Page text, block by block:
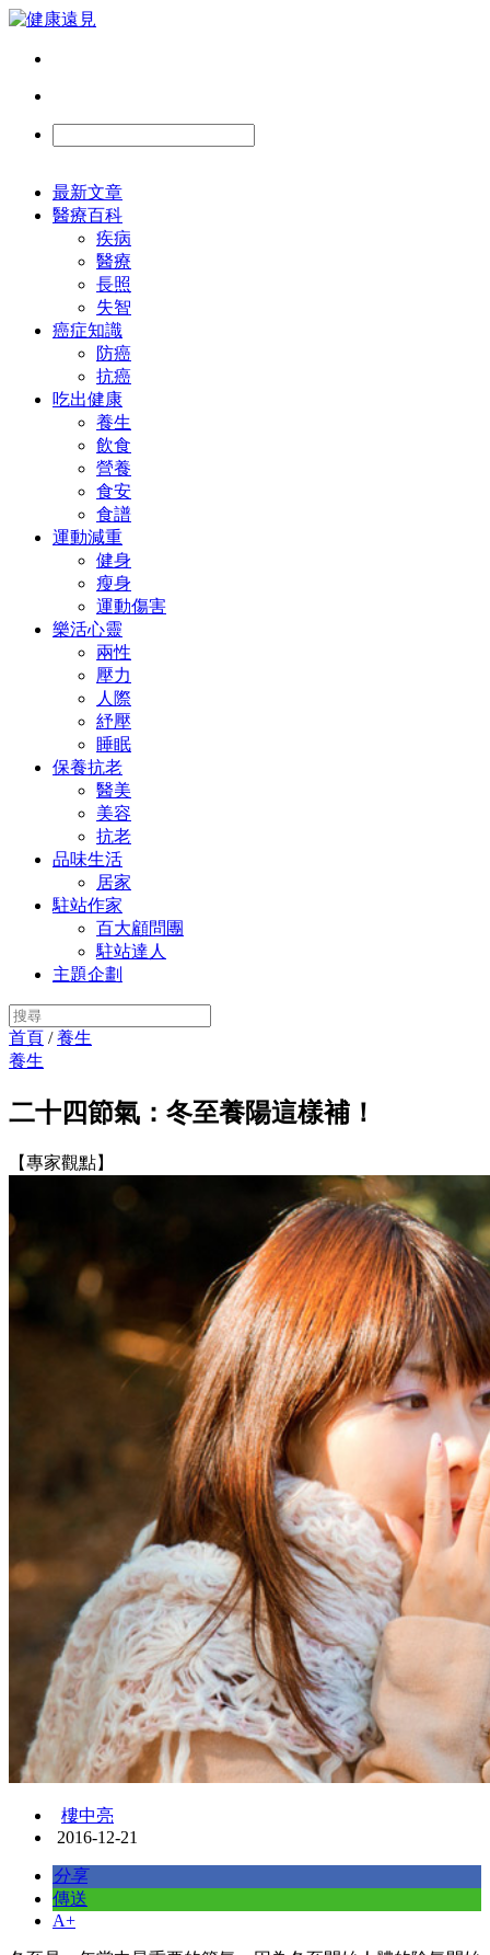
最新文章
醫療百科
疾病
醫療
長照
失智
癌症知識
防癌
抗癌
吃出健康
養生
飲食
營養
食安
食譜
運動減重
健身
瘦身
運動傷害
樂活心靈
兩性
壓力
人際
紓壓
睡眠
保養抗老
醫美
美容
抗老
品味生活
居家
駐站作家
百大顧問團
駐站達人
主題企劃
首頁 /養生
養生
二十四節氣：冬至養陽這樣補！
【專家觀點】
樓中亮
2016-12-21
分享
傳送
A+